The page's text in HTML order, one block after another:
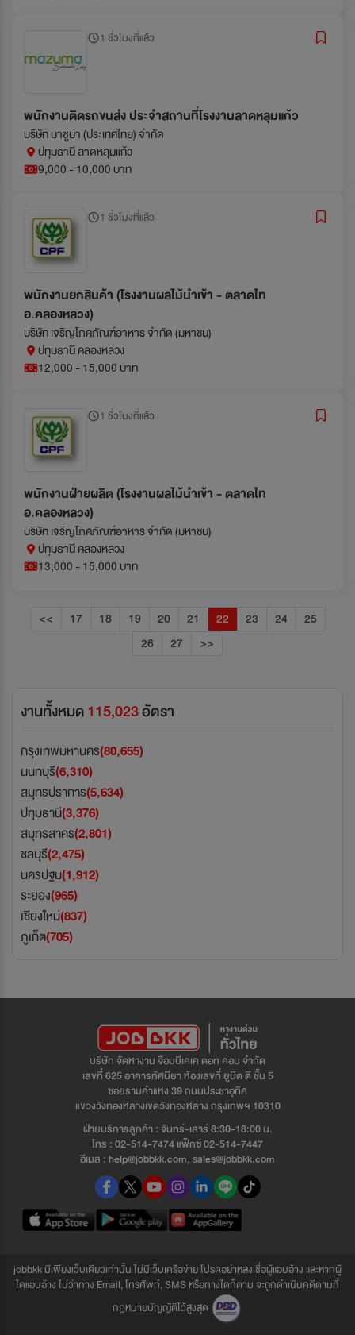
1 ชั่วโมงที่แล้ว
พนักงานติดรถขนส่ง ประจำสถานที่โรงงานลาดหลุมแก้ว
บริษัท มาซูม่า (ประเทศไทย) จำกัด
ปทุมธานี ลาดหลุมแก้ว
9,000 - 10,000 บาท
1 ชั่วโมงที่แล้ว
พนักงานยกสินค้า (โรงงานผลไม้นำเข้า - ตลาดไท
อ.คลองหลวง)
บริษัท เจริญโภคภัณฑ์อาหาร จำกัด (มหาชน)
ปทุมธานี คลองหลวง
12,000 - 15,000 บาท
1 ชั่วโมงที่แล้ว
พนักงานฝ่ายผลิต (โรงงานผลไม้นำเข้า - ตลาดไท
อ.คลองหลวง)
บริษัท เจริญโภคภัณฑ์อาหาร จำกัด (มหาชน)
ปทุมธานี คลองหลวง
13,000 - 15,000 บาท
<< 17 18 19 20 21 22 23 24
25
26
27 >>
งานทั้งหมด115,023อัตรา
กรุงเทพมหานคร(80,655)
นนทบุรี(6,310)
สมุทรปราการ(5,634)
ปทุมธานี(3,376)
สมุทรสาคร(2,801)
ชลบุรี(2,475)
นครปฐม(1,912)
ระยอง(965)
เชียงใหม่(837)
ภูเก็ต(705)
บริษัท จัดหางาน จ๊อบบีเคเค ดอท คอม จำกัด
เลขที่ 625 อาคารทัศนียา ห้องเลขที่ ยูนิต ดี ชั้น 5
ซอยรามคำแหง 39 ถนนประชาอุทิศ
แขวงวังทองหลางเขตวังทองหลาง กรุงเทพฯ 10310
ฝ่ายบริการลูกค้า : จันทร์-เสาร์ 8:30-18:00 น.
โทร : 02-514-7474 แฟ็กซ์ 02-514-7447
อีเมล : help@jobbkk.com, sales@jobbkk.com
jobbkk มีเพียงเว็บเดียวเท่านั้น ไม่มีเว็บเครือข่าย โปรดอย่าหลงเชื่อผู้แอบอ้าง และหากผู้
ใดแอบอ้าง ไม่ว่าทาง Email, โทรศัพท์, SMS หรือทางใดก็ตาม จะถูกดำเนินคดีตามที่
กฎหมายบัญญัติไว้สูงสุด